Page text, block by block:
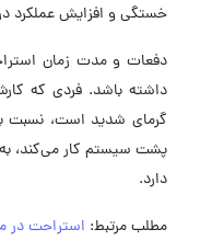
خستگی و افزایش عملکرد
دفعات و مدت زمان
داشته باشد. فردی که
گرمای شدید است، نسبت
پشت سیستم کار می‌کند، به
دارد.
مطلب مرتبط: استراحت در